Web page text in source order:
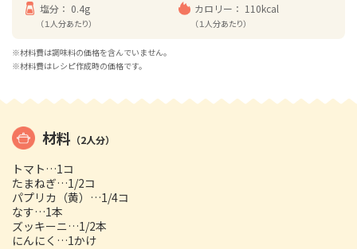
塩分： 0.4g
（１人分あたり）
カロリー： 110kcal
（１人分あたり）
※材料費は調味料の価格を含んでいません。
※材料費はレシピ作成時の価格です。
材料 （2人分）
トマト…1コ
たまねぎ…1/2コ
パプリカ（黄）…1/4コ
なす…1本
ズッキーニ…1/2本
にんにく…1かけ